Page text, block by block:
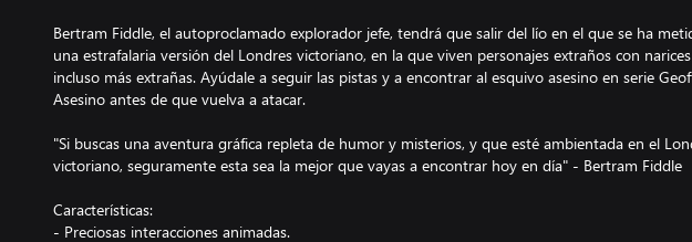
Bertram Fiddle, el autoproclamado explorador jefe, tendrá que salir del lío en el que se ha
una estrafalaria versión del Londres victoriano, en la que viven personajes extraños con narices
incluso más extrañas. Ayúdale a seguir las pistas y a encontrar al esquivo asesino en serie
Asesino antes de que vuelva a atacar.
"Si buscas una aventura gráfica repleta de humor y misterios, y que esté ambientada en el
victoriano, seguramente esta sea la mejor que vayas a encontrar hoy en día" - Bertram Fiddle
Características:
- Preciosas interacciones animadas.